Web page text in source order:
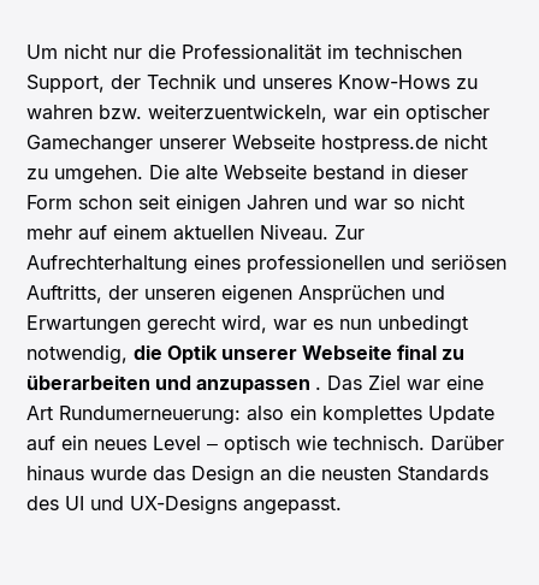
Um nicht nur die Professionalität im technischen
Support, der Technik und unseres Know-Hows zu
wahren bzw. weiterzuentwickeln, war ein optischer
Gamechanger unserer Webseite hostpress.de nicht
zu umgehen. Die alte Webseite bestand in dieser
Form schon seit einigen Jahren und war so nicht
mehr auf einem aktuellen Niveau. Zur
Aufrechterhaltung eines professionellen und seriösen
Auftritts, der unseren eigenen Ansprüchen und
Erwartungen gerecht wird, war es nun unbedingt
notwendig,die Optik unserer Webseite final zu
überarbeiten und anzupassen . Das Ziel war eine
Art Rundumerneuerung: also ein komplettes Update
auf ein neues Level – optisch wie technisch. Darüber
hinaus wurde das Design an die neusten Standards
des UI und UX-Designs angepasst.